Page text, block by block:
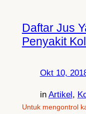
Daftar Jus
Penyakit
Okt 10,
in Artikel,
Untuk mengontrol